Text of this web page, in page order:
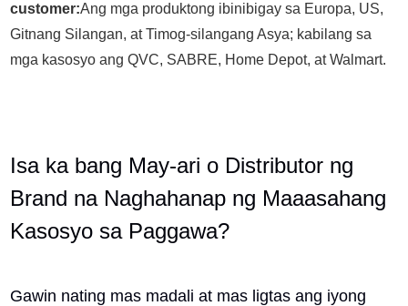
customer:Ang mga produktong ibinibigay sa Europa, US,
Gitnang Silangan, at Timog-silangang Asya; kabilang sa
mga kasosyo ang QVC, SABRE, Home Depot, at Walmart.
Isa ka bang May-ari o Distributor ng
Brand na Naghahanap ng Maaasahang
Kasosyo sa Paggawa?
Gawin nating mas madali at mas ligtas ang iyong